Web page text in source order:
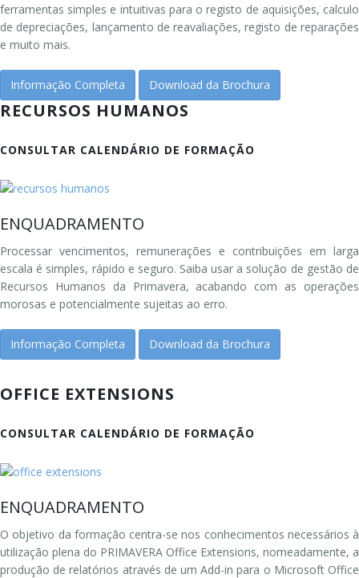
ferramentas simples e intuitivas para o registo de aquisições, calculo
de depreciações, lançamento de reavaliações, registo de reparações
e muito mais.
Informação Completa Download da Brochura
RECURSOS HUMANOS
CONSULTAR CALENDÁRIO DE FORMAÇÃO
ENQUADRAMENTO
Processar vencimentos, remunerações e contribuições em larga
escala é simples, rápido e seguro. Saiba usar a solução de gestão de
Recursos Humanos da Primavera, acabando com as operações
morosas e potencialmente sujeitas ao erro.
Informação Completa Download da Brochura
OFFICE EXTENSIONS
CONSULTAR CALENDÁRIO DE FORMAÇÃO
ENQUADRAMENTO
O objetivo da formação centra-se nos conhecimentos necessários à
utilização plena do PRIMAVERA Office Extensions, nomeadamente, a
produção de relatórios através de um Add-in para o Microsoft Office